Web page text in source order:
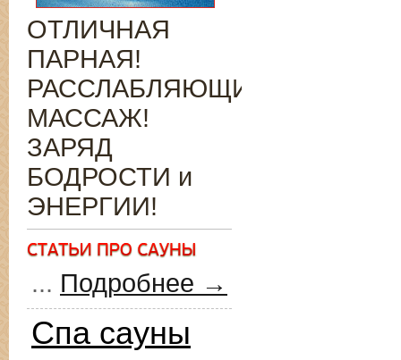
ОТЛИЧНАЯ
ПАРНАЯ!
РАССЛАБЛЯЮЩИЙ
МАССАЖ!
ЗАРЯД
БОДРОСТИ и
ЭНЕРГИИ!
... Подробнее →
Спа сауны